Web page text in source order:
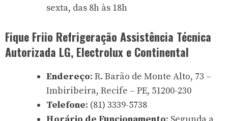
sexta, das 8h às 18h
Fique Friio Refrigeração Assistência Técnica
Autorizada LG, Electrolux e Continental
Endereço: R. Barão de Monte Alto, 73 –
Imbiribeira, Recife – PE, 51200-230
Telefone: (81) 3339-5738